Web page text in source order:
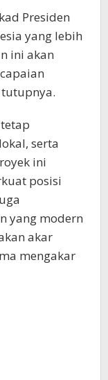
Presiden
yang lebih
ini akan
serta
ini
posisi
yang modern
akar
mengakar